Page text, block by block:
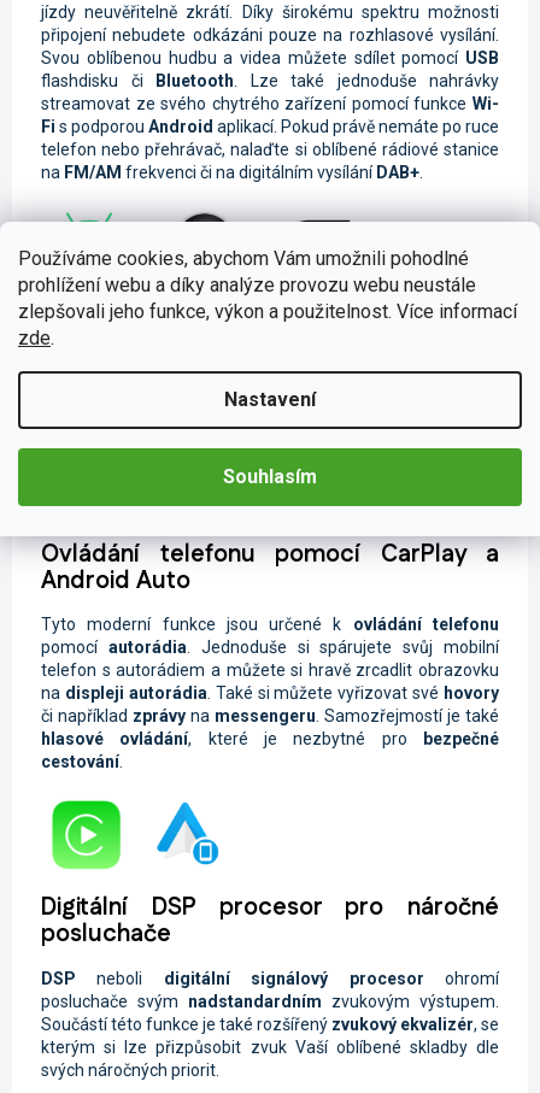
Používáme cookies, abychom Vám umožnili pohodlné
prohlížení webu a díky analýze provozu webu neustále
zlepšovali jeho funkce, výkon a použitelnost. Více informací
zde.
Nastavení
Souhlasím
jízdy neuvěřitelně zkrátí. Díky širokému spektru možnosti
připojení nebudete odkázáni pouze na rozhlasové vysílání.
Svou oblíbenou hudbu a videa můžete sdílet pomocí USB
flashdisku či Bluetooth . Lze také jednoduše nahrávky
streamovat ze svého chytrého zařízení pomocí funkce Wi-
Fi s podporou Android aplikací. Pokud právě nemáte po ruce
telefon nebo přehrávač, nalaďte si oblíbené rádiové stanice
na FM/AM frekvenci či na digitálním vysíláníDAB+
Bezpečné telefonování za jízdy
Handsfree,můžete bezpečně vyřizovat své hovory během
Vaší cesty. Součástí je takéhlasové ovládání
nepostradatelné při bezpečné jízdě.
Ovládání telefonu pomocí CarPlay a
Android Auto
Tyto moderní funkce jsou určené k ovládání telefonu
pomocíautorádia . Jednoduše si spárujete svůj mobilní
telefon s autorádiem a můžete si hravě zrcadlit obrazovku
na displeji autorádia . Také si můžete vyřizovat své hovory
či například zprávy na messengeru . Samozřejmostí je také
hlasové ovládání, které je nezbytné pro
bezpečné
cestování.
Digitální DSP procesor pro náročné
posluchače
DSP neboli digitální signálový procesorohromí
posluchače svým nadstandardním zvukovým výstupem.
Součástí této funkce je také rozšířený zvukový ekvalizér, se
kterým si lze přizpůsobit zvuk Vaší oblíbené skladby dle
svých náročných priorit.